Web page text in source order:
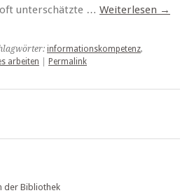
unterschätzte … Weiterlesen →
informationskompetenz,
arbeiten Permalink
der Bibliothek